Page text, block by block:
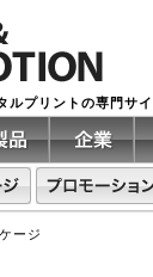
ルプリントの専門サ
ージ